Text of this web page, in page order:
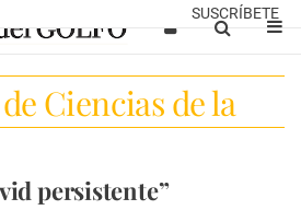
SUSCRÍBETE
Ciencias de la
persistente”